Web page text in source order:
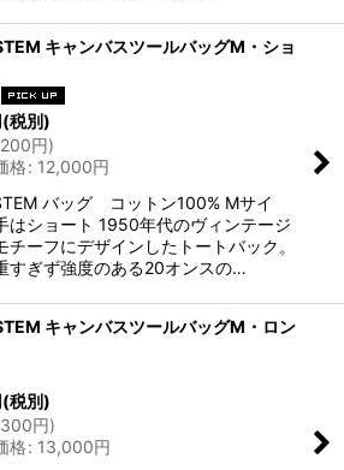
キャンバスツールバッグM・ショ
(税別)
円)
格: 12,000円
バッグ コットン100% Mサイ
はショート 1950年代のヴィンテージ
チーフにデザインしたトートバック。
すぎず強度のある20オンスの…
キャンバスツールバッグM・ロン
(税別)
円)
格: 13,000円